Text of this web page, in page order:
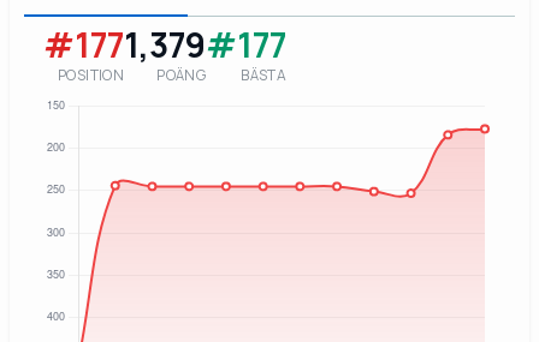
#177
POSITION
1,379
POÄNG
#177
BÄSTA